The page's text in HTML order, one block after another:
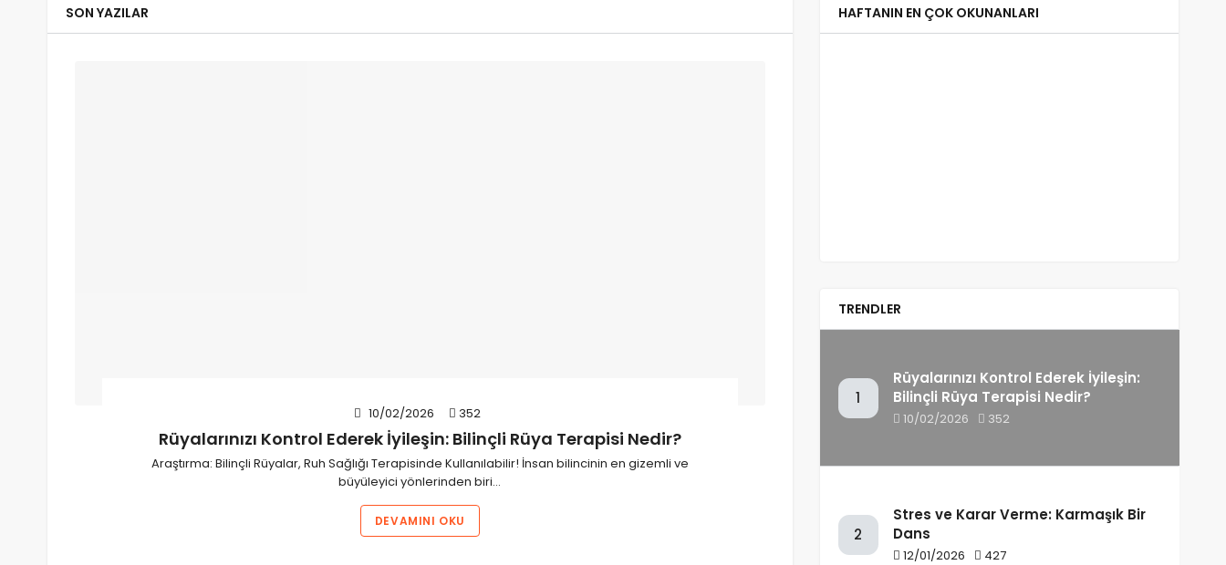
SON YAZILAR
10/02/2026 352
Rüyalarınızı Kontrol Ederek İyileşin: Bilinçli Rüya Terapisi Nedir?
Araştırma: Bilinçli Rüyalar, Ruh Sağlığı Terapisinde Kullanılabilir! İnsan bilincinin en gizemli ve
büyüleyici yönlerinden biri…
DEVAMINI OKU
HAFTANIN EN ÇOK OKUNANLARI
TRENDLER
1
Rüyalarınızı Kontrol Ederek İyileşin:
Bilinçli Rüya Terapisi Nedir?
10/02/2026 352
2
Stres ve Karar Verme: Karmaşık Bir
Dans
12/01/2026 427